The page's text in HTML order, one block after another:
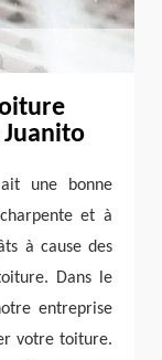
une bonne
et à
à cause des
Dans le
entreprise
votre toiture.